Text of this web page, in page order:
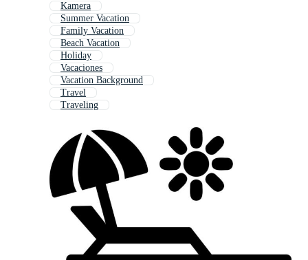
Kamera
Summer Vacation
Family Vacation
Beach Vacation
Holiday
Vacaciones
Vacation Background
Travel
Traveling